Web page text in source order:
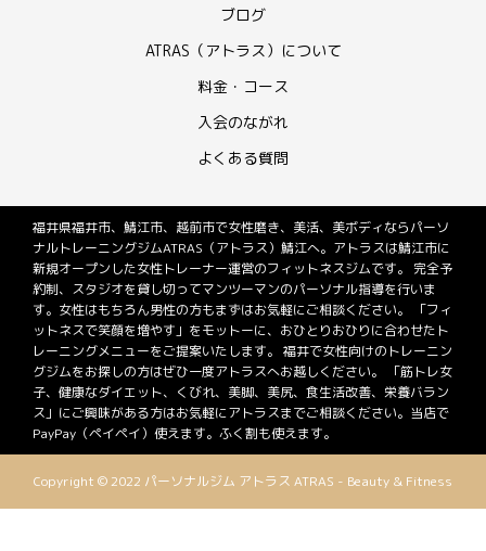
ブログ
ATRAS（アトラス）について
料金・コース
入会のながれ
よくある質問
福井県福井市、鯖江市、越前市で女性磨き、美活、美ボディならパーソ
ナルトレーニングジムATRAS（アトラス）鯖江へ。アトラスは鯖江市に
新規オープンした女性トレーナー運営のフィットネスジムです。 完全予
約制、スタジオを貸し切ってマンツーマンのパーソナル指導を行いま
す。女性はもちろん男性の方もまずはお気軽にご相談ください。 「フィ
ットネスで笑顔を増やす」をモットーに、おひとりおひりに合わせたト
レーニングメニューをご提案いたします。 福井で女性向けのトレーニン
グジムをお探しの方はぜひ一度アトラスへお越しください。 「筋トレ女
子、健康なダイエット、くびれ、美脚、美尻、食生活改善、栄養バラン
ス」にご興味がある方はお気軽にアトラスまでご相談ください。当店で
PayPay（ペイペイ）使えます。ふく割も使えます。
Copyright © 2022 パーソナルジム アトラス ATRAS - Beauty & Fitness